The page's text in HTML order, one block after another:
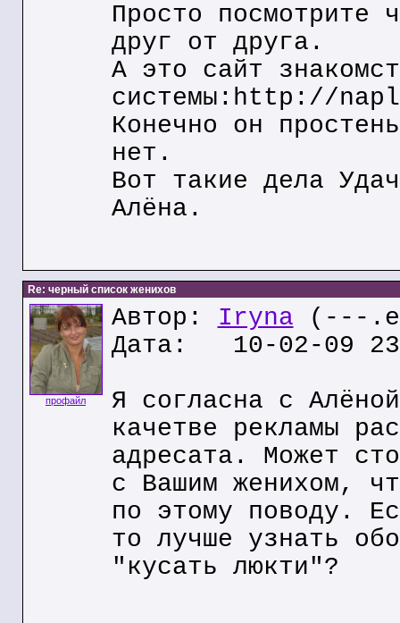
Просто посмотрите
друг от друга.
А это сайт
системы:http://
Конечно он
нет.
Вот такие дела
Алёна.
Re: черный список женихов
профайл
Автор: Iryna (---
Дата: 10-02-09
Я согласна с
качетве рекламы
адресата. Может
с Вашим женихом,
по этому поводу.
то лучше узнать
"кусать люкти"?